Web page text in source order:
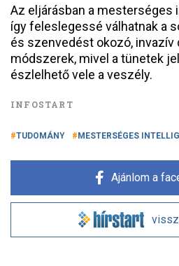
Az eljárásban a mesterséges
így feleslegessé válhatnak a
és szenvedést okozó, invazív
módszerek, mivel a tünetek
észlelhető vele a veszély.
INFOSTART
TUDOMÁNY MESTERSÉGES
Ajánlom a